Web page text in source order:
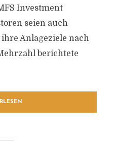
Investment
seien auch
Anlageziele nach
berichtete